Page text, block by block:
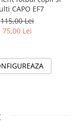
CAPO EF7
115,00 Lei
75,00 Lei